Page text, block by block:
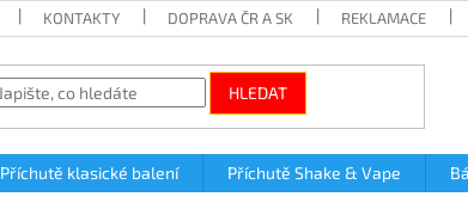
KONTAKTY DOPRAVA ČR A SK REKLAMACE
HLEDAT
Příchutě klasické balení Příchutě Shake & Vape